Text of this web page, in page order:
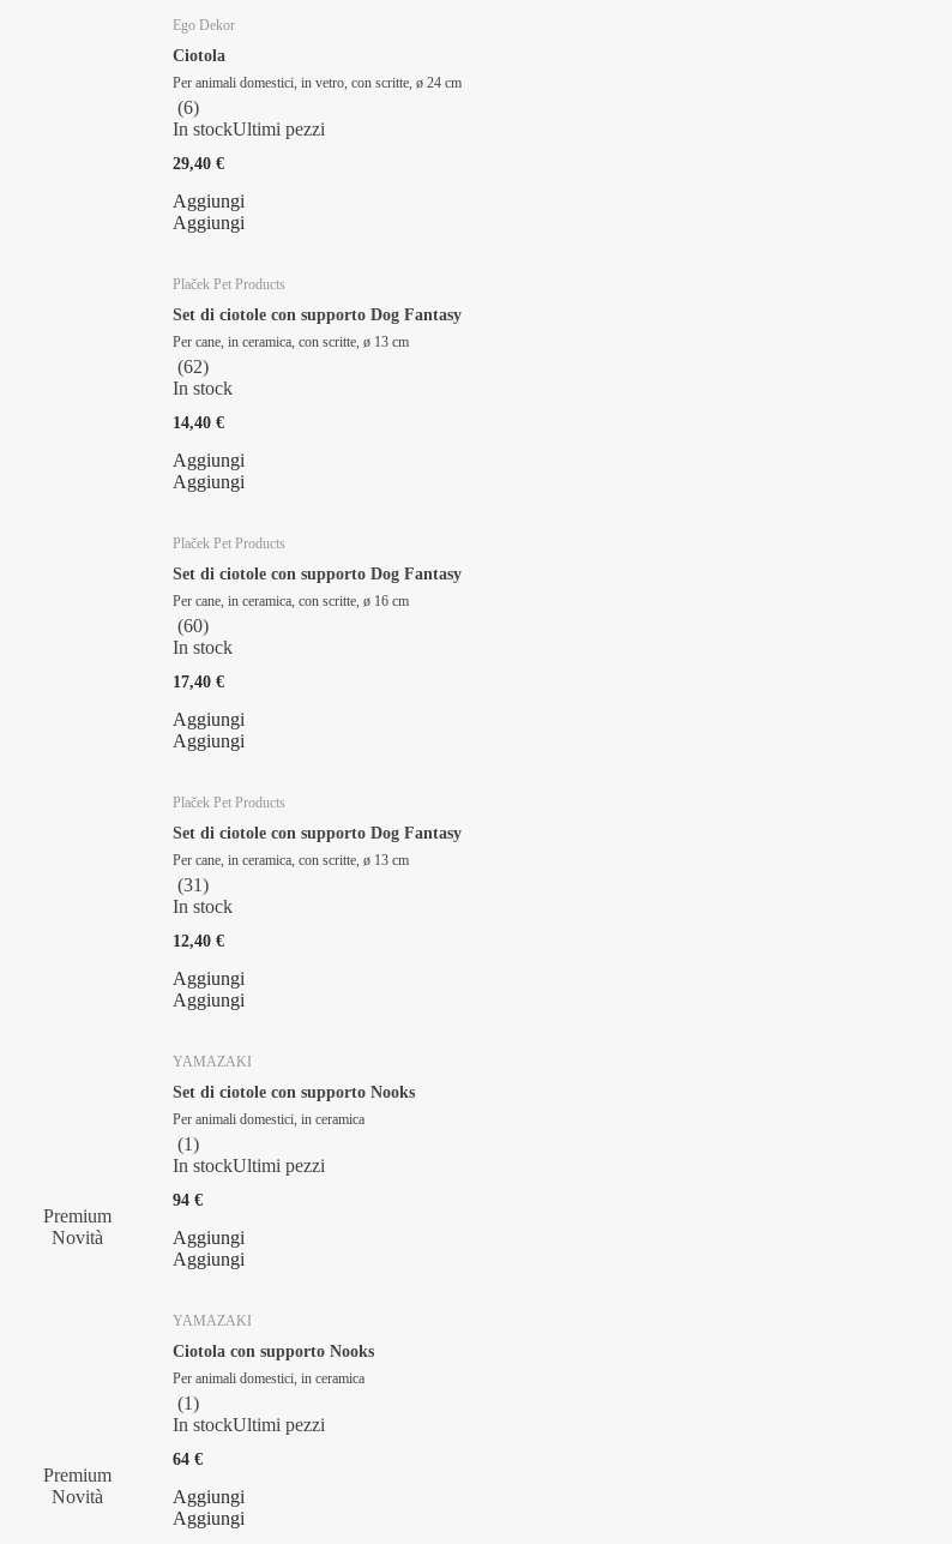
Ego Dekor
Ciotola
Per animali domestici, in vetro, con scritte, ø 24 cm
(6)
In stockUltimi pezzi
29,40 €
Aggiungi
Aggiungi
Plaček Pet Products
Set di ciotole con supporto Dog Fantasy
Per cane, in ceramica, con scritte, ø 13 cm
(62)
In stock
14,40 €
Aggiungi
Aggiungi
Plaček Pet Products
Set di ciotole con supporto Dog Fantasy
Per cane, in ceramica, con scritte, ø 16 cm
(60)
In stock
17,40 €
Aggiungi
Aggiungi
Plaček Pet Products
Set di ciotole con supporto Dog Fantasy
Per cane, in ceramica, con scritte, ø 13 cm
(31)
In stock
12,40 €
Aggiungi
Aggiungi
Premium
Novità
YAMAZAKI
Set di ciotole con supporto Nooks
Per animali domestici, in ceramica
(1)
In stockUltimi pezzi
94 €
Aggiungi
Aggiungi
Premium
Novità
YAMAZAKI
Ciotola con supporto Nooks
Per animali domestici, in ceramica
(1)
In stockUltimi pezzi
64 €
Aggiungi
Aggiungi